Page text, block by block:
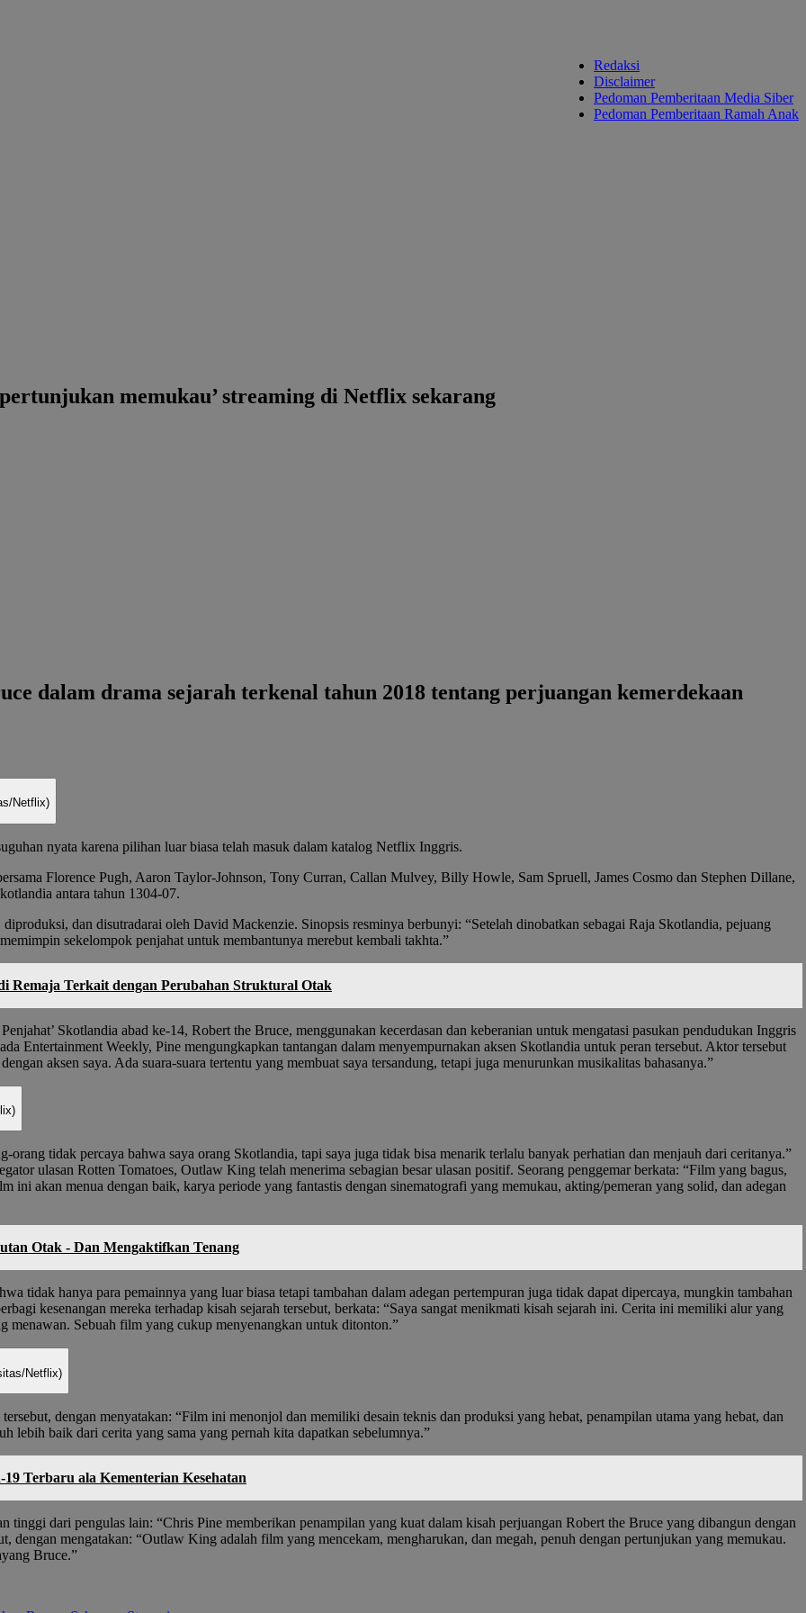
Redaksi
Disclaimer
Pedoman Pemberitaan Media Siber
Pedoman Pemberitaan Ramah Anak
memukau’ streaming di Netflix sekarang
dalam drama sejarah terkenal tahun 2018 tentang perjuangan kemerdekaan
Netflix)
nyata karena pilihan luar biasa telah masuk dalam katalog Netflix Inggris.
Florence Pugh, Aaron Taylor-Johnson, Tony Curran, Callan Mulvey, Billy Howle, Sam Spruell, James Cosmo dan Stephen Dillane,
antara tahun 1304-07.
dan disutradarai oleh David Mackenzie. Sinopsis resminya berbunyi: “Setelah dinobatkan sebagai Raja Skotlandia, pejuang
sekelompok penjahat untuk membantunya merebut kembali takhta.”
Remaja Terkait dengan Perubahan Struktural Otak
Skotlandia abad ke-14, Robert the Bruce, menggunakan kecerdasan dan keberanian untuk mengatasi pasukan pendudukan Inggris
Entertainment Weekly, Pine mengungkapkan tantangan dalam menyempurnakan aksen Skotlandia untuk peran tersebut. Aktor tersebut
aksen saya. Ada suara-suara tertentu yang membuat saya tersandung, tetapi juga menurunkan musikalitas bahasanya.”
tidak percaya bahwa saya orang Skotlandia, tapi saya juga tidak bisa menarik terlalu banyak perhatian dan menjauh dari ceritanya.”
ulasan Rotten Tomatoes, Outlaw King telah menerima sebagian besar ulasan positif. Seorang penggemar berkata: “Film yang bagus,
ini akan menua dengan baik, karya periode yang fantastis dengan sinematografi yang memukau, akting/pemeran yang solid, dan adegan
Otak - Dan Mengaktifkan Tenang
tidak hanya para pemainnya yang luar biasa tetapi tambahan dalam adegan pertempuran juga tidak dapat dipercaya, mungkin tambahan
kesenangan mereka terhadap kisah sejarah tersebut, berkata: “Saya sangat menikmati kisah sejarah ini. Cerita ini memiliki alur yang
menawan. Sebuah film yang cukup menyenangkan untuk ditonton.”
Netflix)
dengan menyatakan: “Film ini menonjol dan memiliki desain teknis dan produksi yang hebat, penampilan utama yang hebat, dan
lebih baik dari cerita yang sama yang pernah kita dapatkan sebelumnya.”
Terbaru ala Kementerian Kesehatan
tinggi dari pengulas lain: “Chris Pine memberikan penampilan yang kuat dalam kisah perjuangan Robert the Bruce yang dibangun dengan
mengatakan: “Outlaw King adalah film yang mencekam, mengharukan, dan megah, penuh dengan pertunjukan yang memukau.
Bruce.”